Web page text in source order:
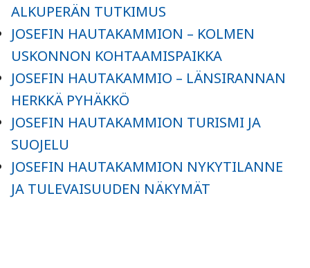
ALKUPERÄN TUTKIMUS
JOSEFIN HAUTAKAMMION – KOLMEN
USKONNON KOHTAAMISPAIKKA
JOSEFIN HAUTAKAMMIO – LÄNSIRANNAN
HERKKÄ PYHÄKKÖ
JOSEFIN HAUTAKAMMION TURISMI JA
SUOJELU
JOSEFIN HAUTAKAMMION NYKYTILANNE
JA TULEVAISUUDEN NÄKYMÄT